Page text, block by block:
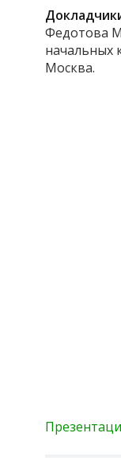
Федотова
начальных
Москва.